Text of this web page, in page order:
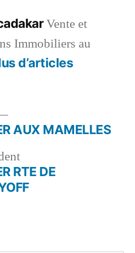
Vente et
Immobiliers au
d’articles
Article
précédent :
RTE DE
Article
suivant :
AUX MAMELLES